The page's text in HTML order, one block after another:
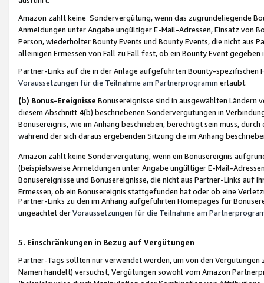
Amazon zahlt keine Sondervergütung, wenn das zugrundeliegende
Anmeldungen unter Angabe ungültiger E-Mail-Adressen, Einsatz von
Person, wiederholter Bounty Events und Bounty Events, die nicht
alleinigen Ermessen von Fall zu Fall fest, ob ein Bounty Event
Partner-Links auf die in der Anlage aufgeführten Bounty-spezifischen
Voraussetzungen für die Teilnahme am Partnerprogramm erlaubt.
(b) Bonus-Ereignisse Bonusereignisse sind in ausgewählten Ländern
diesem Abschnitt 4(b) beschriebenen Sondervergütungen in
Bonusereignis, wie im Anhang beschrieben, berechtigt sein muss,
während der sich daraus ergebenden Sitzung die im Anhang
Amazon zahlt keine Sondervergütung, wenn ein Bonusereignis
(beispielsweise Anmeldungen unter Angabe ungültiger E-Mail-
Bonusereignisse und Bonusereignisse, die nicht aus Partner-Links auf
Ermessen, ob ein Bonusereignis stattgefunden hat oder ob eine
Partner-Links zu den im Anhang aufgeführten Homepages für
ungeachtet derVoraussetzungen für die Teilnahme am
5. Einschränkungen in Bezug auf Vergütungen
Partner-Tags sollten nur verwendet werden, um von den
Namen handelt) versuchst, Vergütungen sowohl vom Amazon